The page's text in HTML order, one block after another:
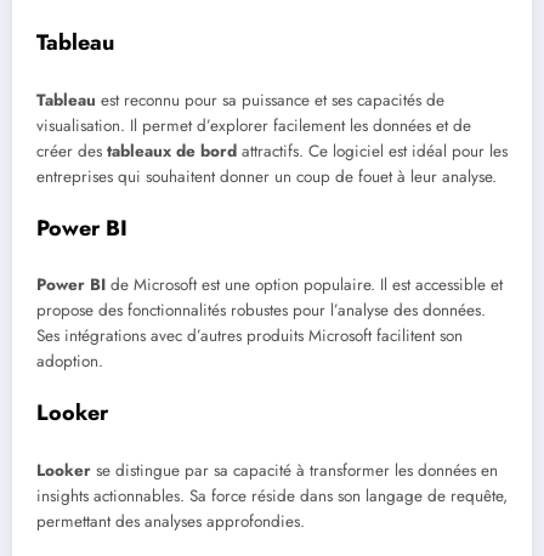
Tableau
Tableau est reconnu pour sa puissance et ses capacités de
visualisation. Il permet d’explorer facilement les données et de
créer des tableaux de bord attractifs. Ce logiciel est idéal pour les
entreprises qui souhaitent donner un coup de fouet à leur analyse.
Power BI
Power BI de Microsoft est une option populaire. Il est accessible et
propose des fonctionnalités robustes pour l’analyse des données.
Ses intégrations avec d’autres produits Microsoft facilitent son
adoption.
Looker
Looker se distingue par sa capacité à transformer les données en
insights actionnables. Sa force réside dans son langage de requête,
permettant des analyses approfondies.